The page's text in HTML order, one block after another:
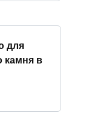
для
камня в